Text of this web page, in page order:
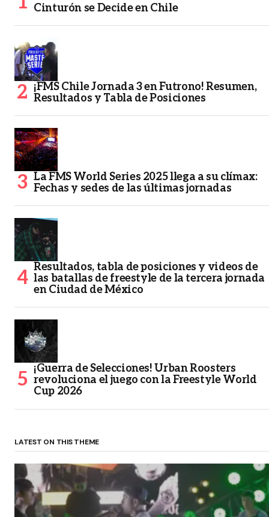
Cinturón se Decide en Chile
¡FMS Chile Jornada 3 en Futrono! Resumen,
Resultados y Tabla de Posiciones
La FMS World Series 2025 llega a su clímax:
Fechas y sedes de las últimas jornadas
Resultados, tabla de posiciones y videos de
las batallas de freestyle de la tercera jornada
en Ciudad de México
¡Guerra de Selecciones! Urban Roosters
revoluciona el juego con la Freestyle World
Cup 2026
LATEST ON THIS THEME